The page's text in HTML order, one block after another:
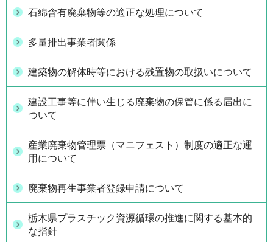
石綿含有廃棄物等の適正な処理について
多量排出事業者関係
建築物の解体時等における残置物の取扱いについて
建設工事等に伴い生じる廃棄物の保管に係る届出に
ついて
産業廃棄物管理票（マニフェスト）制度の適正な運
用について
廃棄物再生事業者登録申請について
栃木県プラスチック資源循環の推進に関する基本的
な指針